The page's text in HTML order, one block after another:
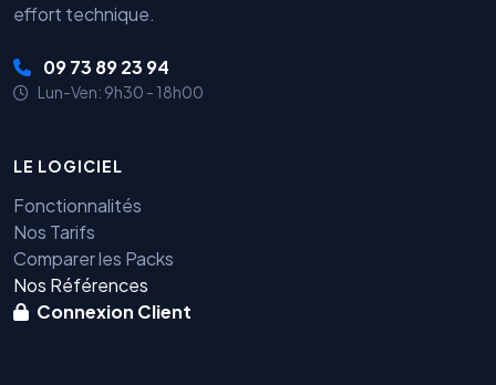
effort technique.
09 73 89 23 94
Lun-Ven: 9h30 - 18h00
LE LOGICIEL
Fonctionnalités
Nos Tarifs
Comparer les Packs
Nos Références
Connexion Client